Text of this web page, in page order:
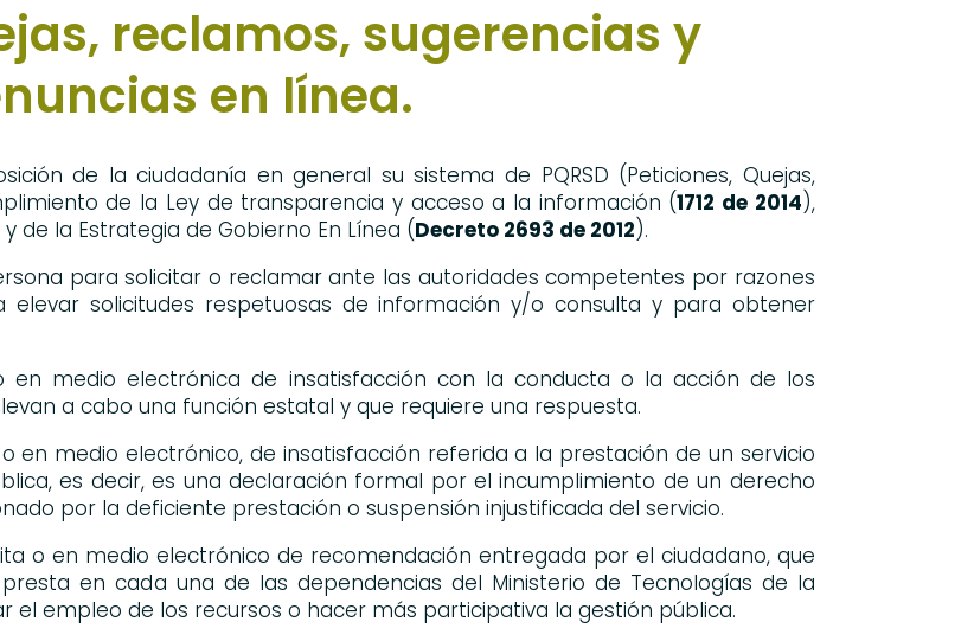
reclamos, sugerencias y
en línea.
de la ciudadanía en general su sistema de PQRSD (Peticiones, Quejas,
de la Ley de transparencia y acceso a la información (1712 de 2014),
y de la Estrategia de Gobierno En Línea (Decreto 2693 de 2012).
para solicitar o reclamar ante las autoridades competentes por razones
solicitudes respetuosas de información y/o consulta y para obtener
en medio electrónica de insatisfacción con la conducta o la acción de los
a cabo una función estatal y que requiere una respuesta.
en medio electrónico, de insatisfacción referida a la prestación de un servicio
es decir, es una declaración formal por el incumplimiento de un derecho
por la deficiente prestación o suspensión injustificada del servicio.
o en medio electrónico de recomendación entregada por el ciudadano, que
en cada una de las dependencias del Ministerio de Tecnologías de la
el empleo de los recursos o hacer más participativa la gestión pública.